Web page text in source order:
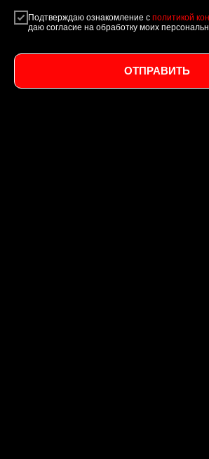
Подтверждаю ознакомление с политикой
даю согласие на обработку моих
ОТПРАВИТЬ